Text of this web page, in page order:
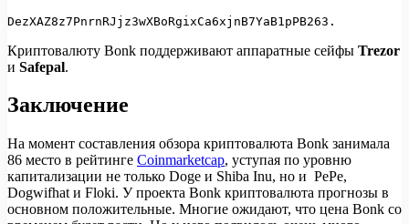
DezXAZ8z7PnrnRJjz3wXBoRgixCa6xjnB7YaB1pPB263.
Криптовалюту Bonk поддерживают аппаратные сейфы Trezor
и Safepal.
Заключение
На момент составления обзора криптовалюта Bonk занимала
86 место в рейтинге Coinmarketcap, уступая по уровню
капитализации не только Doge и Shiba Inu, но и PePe,
Dogwifhat и Floki. У проекта Bonk криптовалюта прогнозы в
основном положительные. Многие ожидают, что цена Bonk со